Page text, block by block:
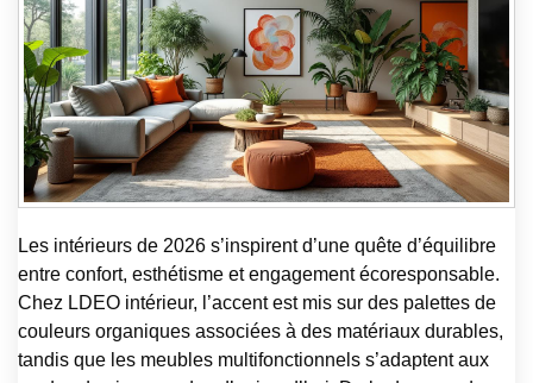
Les intérieurs de 2026 s’inspirent d’une quête d’équilibre
entre confort, esthétisme et engagement écoresponsable.
Chez LDEO intérieur, l’accent est mis sur des palettes de
couleurs organiques associées à des matériaux durables,
tandis que les meubles multifonctionnels s’adaptent aux